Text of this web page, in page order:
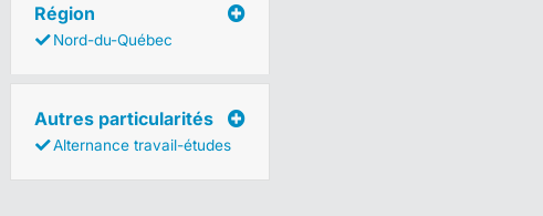
Région
Nord-du-Québec
Autres particularités
Alternance travail-études